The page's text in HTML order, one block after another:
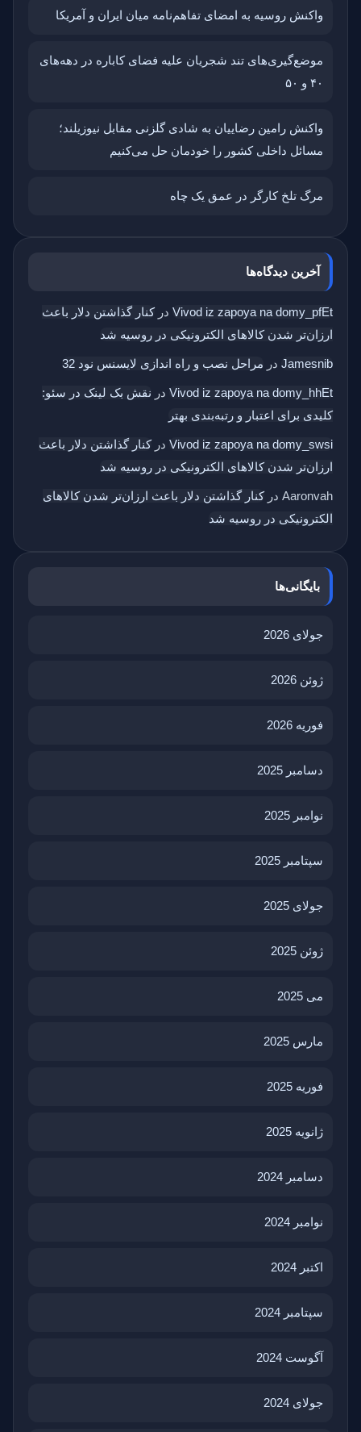
واکنش روسیه به امضای تفاهم‌نامه میان ایران و آمریکا
موضع‌گیری‌های تند شجریان علیه فضای کاباره در دهه‌های
۴۰ و ۵۰
واکنش رامین رضاییان به شادی گلزنی مقابل نیوزیلند؛
مسائل داخلی کشور را خودمان حل می‌کنیم
مرگ تلخ کارگر در عمق یک چاه
آخرین دیدگاه‌ها
Vivod iz zapoya na domy_pfEt درکنار گذاشتن دلار باعث
ارزان‌تر شدن کالاهای الکترونیکی در روسیه شد
Jamesnib در مراحل نصب و راه اندازی لایسنس نود 32
Vivod iz zapoya na domy_hhEt در نقش بک‌ لینک در سئو:
کلیدی برای اعتبار و رتبه‌بندی بهتر
Vivod iz zapoya na domy_swsi درکنار گذاشتن دلار باعث
ارزان‌تر شدن کالاهای الکترونیکی در روسیه شد
Aaronvah درکنار گذاشتن دلار باعث ارزان‌تر شدن کالاهای
الکترونیکی در روسیه شد
بایگانی‌ها
جولای 2026
ژوئن 2026
فوریه 2026
دسامبر 2025
نوامبر 2025
سپتامبر 2025
جولای 2025
ژوئن 2025
می 2025
مارس 2025
فوریه 2025
ژانویه 2025
دسامبر 2024
نوامبر 2024
اکتبر 2024
سپتامبر 2024
آگوست 2024
جولای 2024